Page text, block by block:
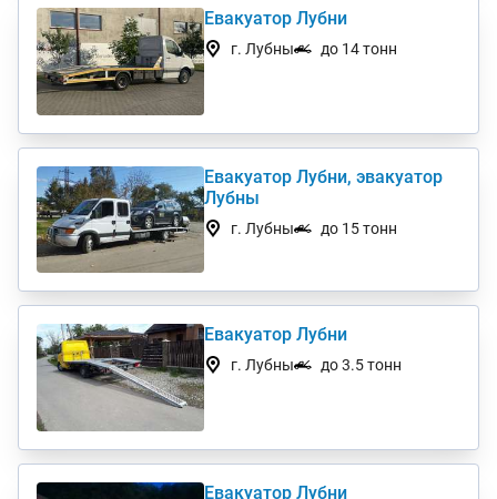
Евакуатор Лубни
г. Лубны до 14 тонн
Евакуатор Лубни, эвакуатор
Лубны
г. Лубны до 15 тонн
Евакуатор Лубни
г. Лубны до 3.5 тонн
Евакуатор Лубни